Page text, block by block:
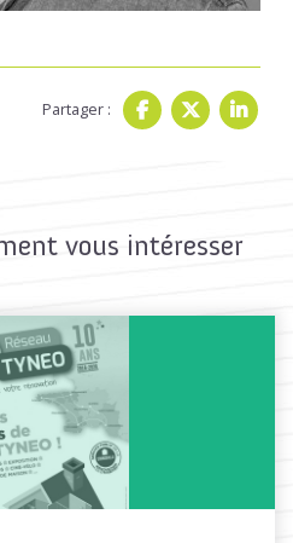
Partager :
vous intéresser